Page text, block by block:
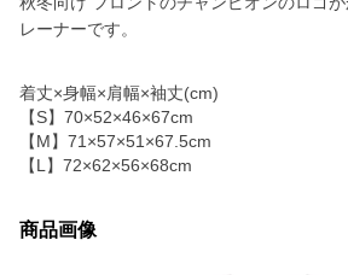
レーナーです。
着丈×身幅×肩幅×袖丈(cm)
【S】70×52×46×67cm
【M】71×57×51×67.5cm
【L】72×62×56×68cm
商品画像